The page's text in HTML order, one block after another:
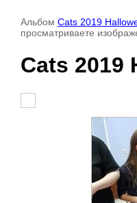
Альбом Cats 2019
просматриваете
Cats 2019